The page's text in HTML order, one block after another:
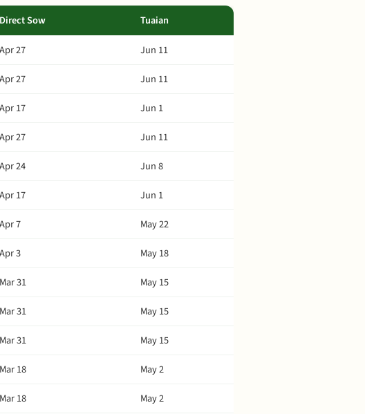
Direct Sow Tuaian
Apr 27
Jun 11
Apr 27
Jun 11
Apr 17
Jun 1
Apr 27
Jun 11
Apr 24
Jun 8
Apr 17
Jun 1
Apr 7
May 22
Apr 3
May 18
Mar 31
May 15
Mar 31
May 15
Mar 31
May 15
Mar 18
May 2
Mar 18
May 2